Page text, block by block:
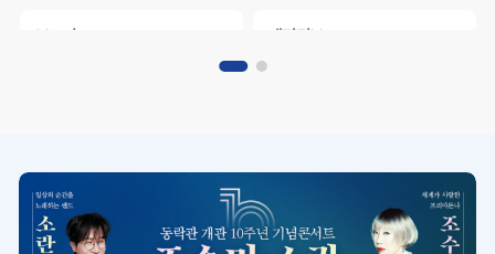
보도자료 재정정보
대구·경북
조직도